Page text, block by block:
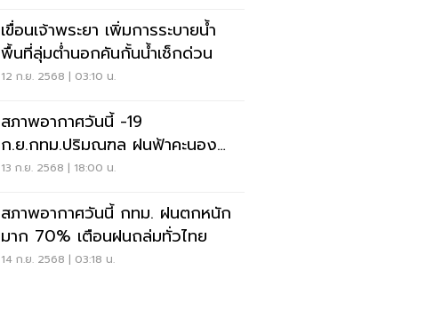
เขื่อนเจ้าพระยา เพิ่มการระบายน้ำ
พื้นที่ลุ่มต่ำนอกคันกั้นน้ำเช็กด่วน
12 ก.ย. 2568 | 03:10 น.
สภาพอากาศวันนี้ -19
ก.ย.กทม.ปริมณฑล ฝนฟ้าคะนอง
60-80 % กับมีฝนตกหนักบางแห่ง
13 ก.ย. 2568 | 18:00 น.
สภาพอากาศวันนี้ กทม. ฝนตกหนัก
มาก 70% เตือนฝนถล่มทั่วไทย
14 ก.ย. 2568 | 03:18 น.